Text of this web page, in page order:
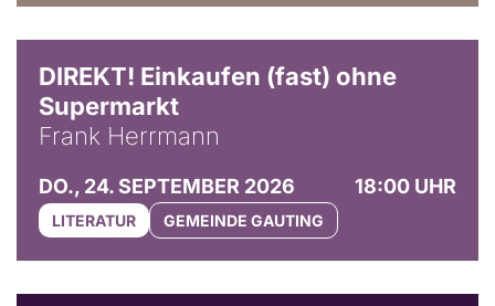
DIREKT! Einkaufen (fast) ohne
Supermarkt
Frank Herrmann
DO., 24. SEPTEMBER 2026 18:00 UHR
LITERATUR GEMEINDE GAUTING